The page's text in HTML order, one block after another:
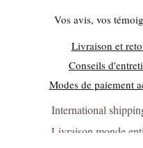
Vos avis, vos
Livraison et
Conseils
Modes de paiement
International
Livraison monde